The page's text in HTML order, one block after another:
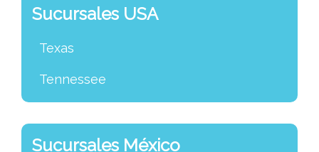
Sucursales USA
Texas
Tennessee
Sucursales México